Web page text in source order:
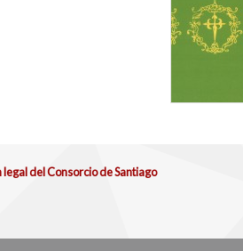
del Consorcio de Santiago